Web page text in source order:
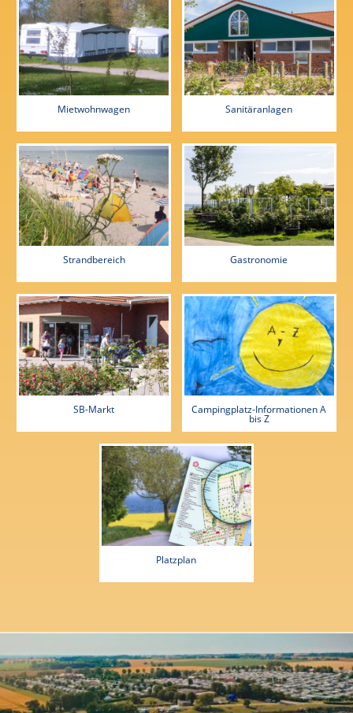
Mietwohnwagen Sanitäranlagen
Strandbereich Gastronomie
SB-Markt Campingplatz-Informationen A
bis Z
Platzplan